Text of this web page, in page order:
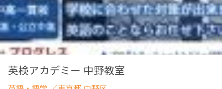
英検アカデミー 中野教室